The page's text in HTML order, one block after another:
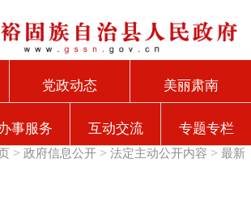
党政动态 美丽肃南
事服务 互动交流 专题专栏
>政府信息公开 >法定主动公开内容 >最新